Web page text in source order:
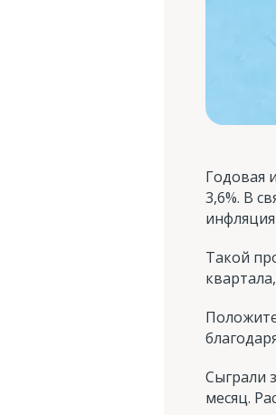
Годовая
3,6%. В
Такой
Сыграли
месяц.